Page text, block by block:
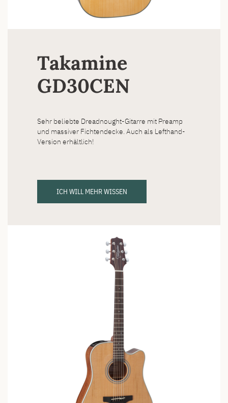
Takamine
GD30CEN
Sehr beliebte Dreadnought-Gitarre mit Preamp
und massiver Fichtendecke. Auch als Lefthand-
Version erhältlich!
ICH WILL MEHR WISSEN